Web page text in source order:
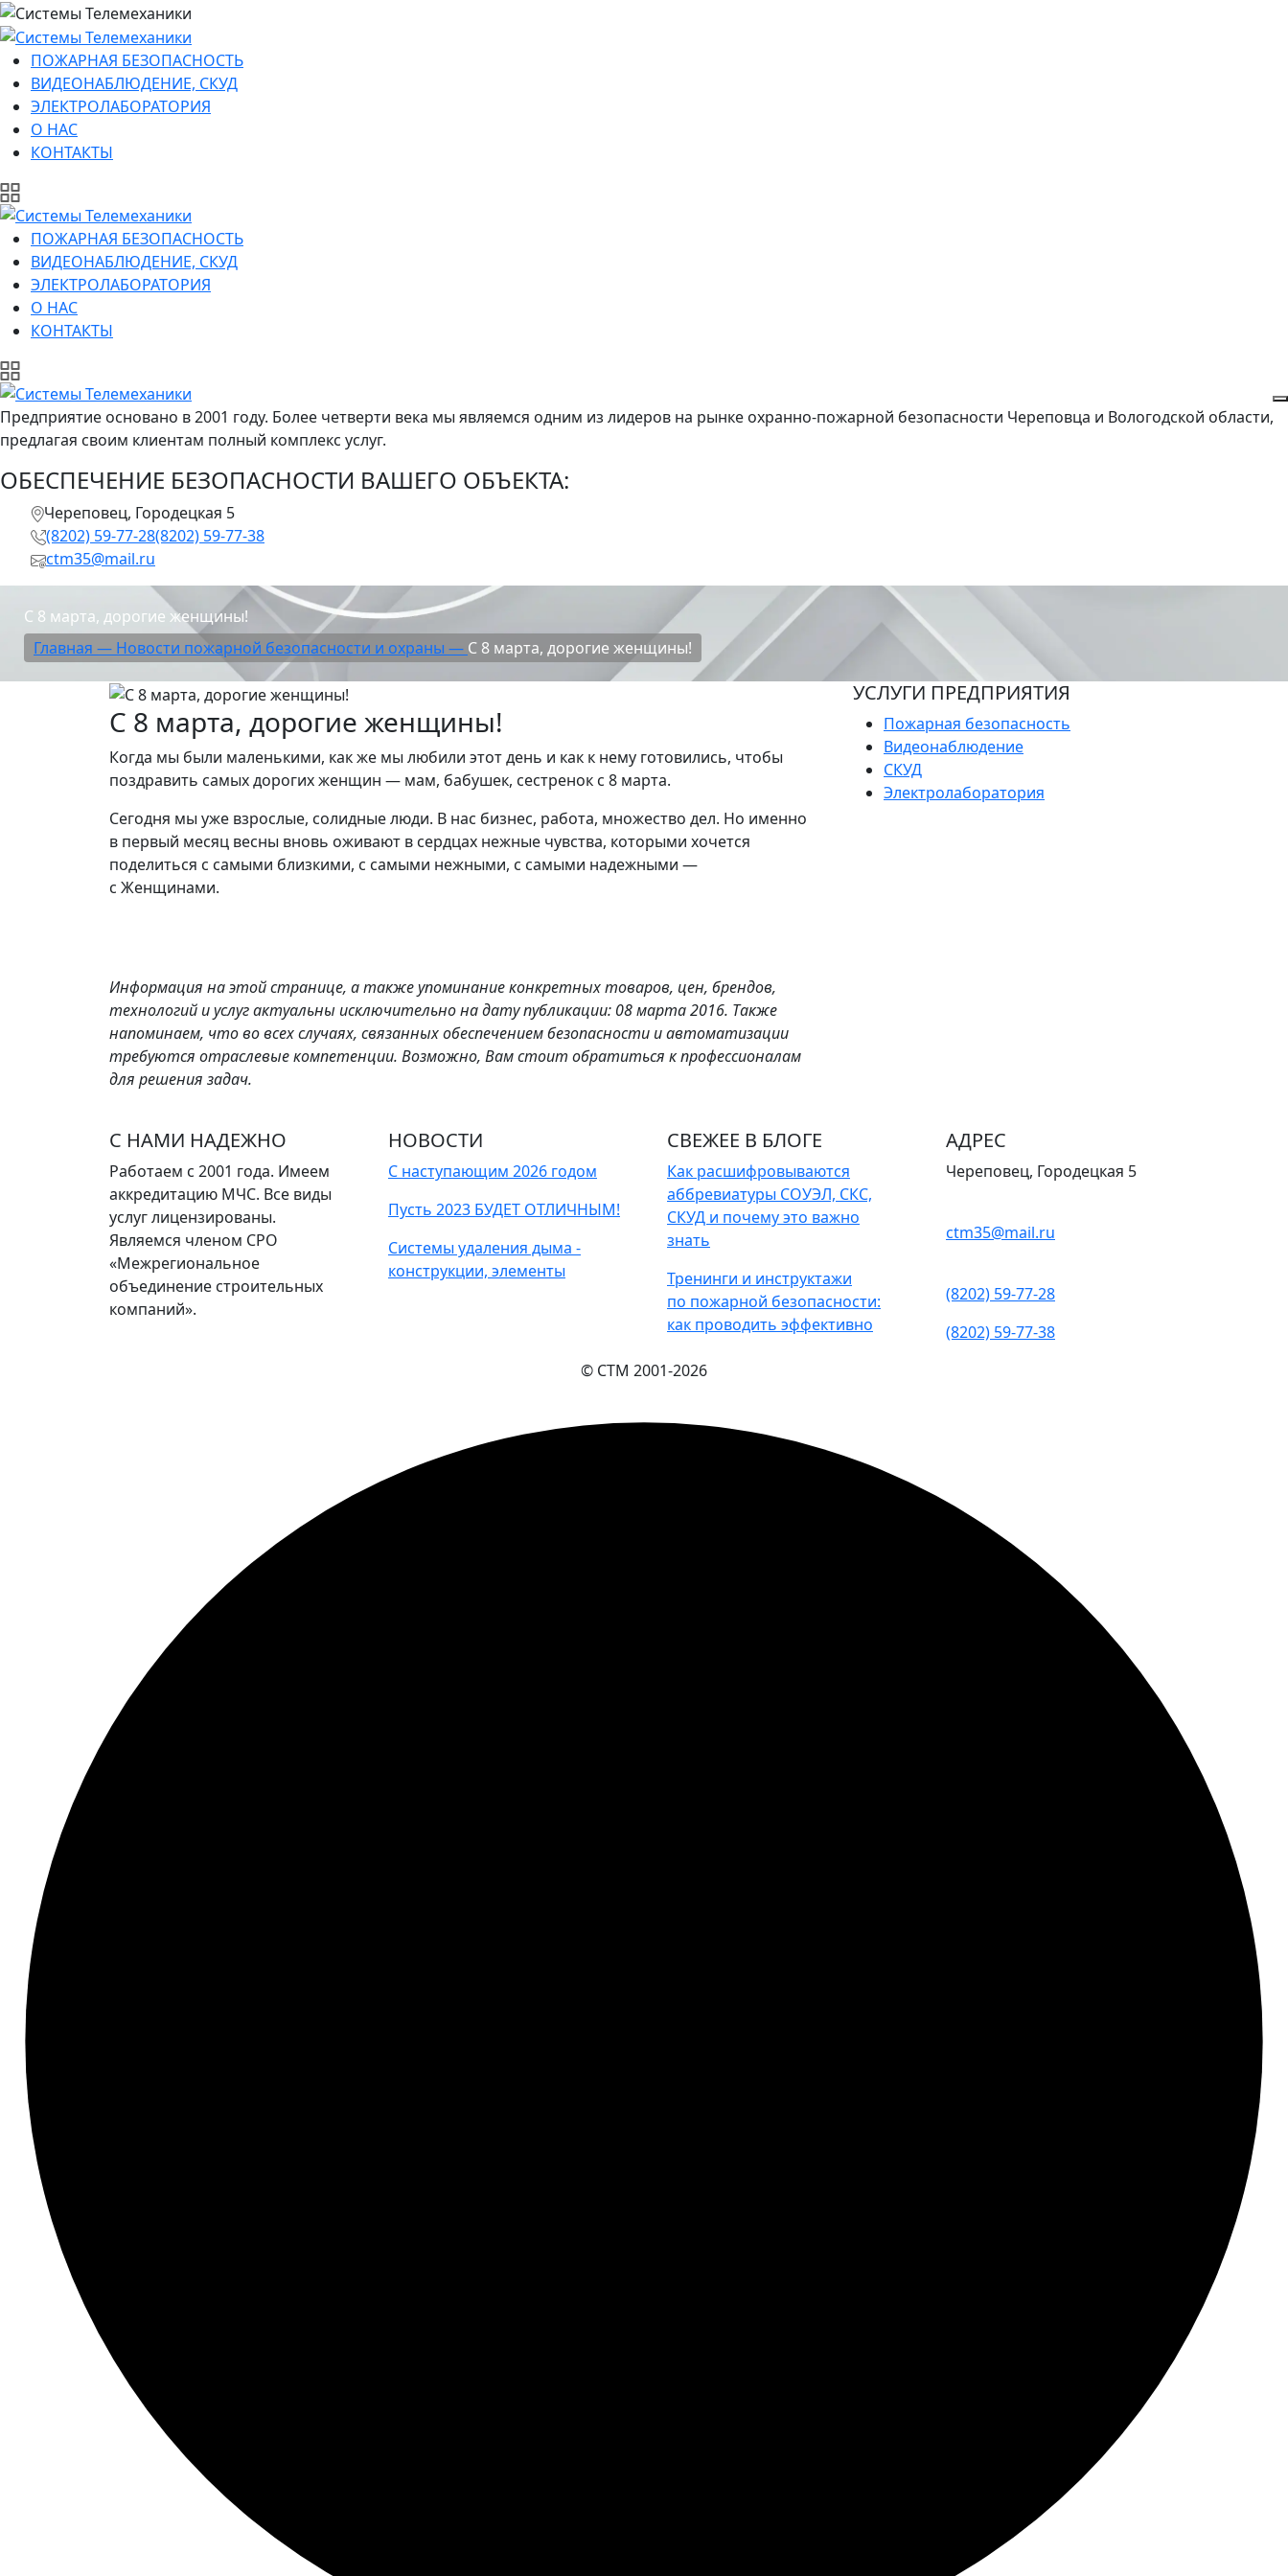
ПОЖАРНАЯ БЕЗОПАСНОСТЬ
ВИДЕОНАБЛЮДЕНИЕ, СКУД
ЭЛЕКТРОЛАБОРАТОРИЯ
О НАС
КОНТАКТЫ
ПОЖАРНАЯ БЕЗОПАСНОСТЬ
ВИДЕОНАБЛЮДЕНИЕ, СКУД
ЭЛЕКТРОЛАБОРАТОРИЯ
О НАС
КОНТАКТЫ
Предприятие основано в 2001 году. Более четверти века мы являемся одним из лидеров на рынке охранно-пожарной безопасности Череповца и Вологодской области,
предлагая своим клиентам полный комплекс услуг.
ОБЕСПЕЧЕНИЕ БЕЗОПАСНОСТИ ВАШЕГО ОБЪЕКТА:
Череповец, Городецкая 5
(8202) 59-77-28(8202) 59-77-38
ctm35@mail.ru
С 8 марта, дорогие женщины!
Главная — Новости пожарной безопасности и охраны — С 8 марта, дорогие женщины!
С 8 марта, дорогие женщины!
Когда мы были маленькими, как же мы любили этот день и как к нему готовились, чтобы
поздравить самых дорогих женщин — мам, бабушек, сестренок с 8 марта.
Сегодня мы уже взрослые, солидные люди. В нас бизнес, работа, множество дел. Но именно
в первый месяц весны вновь оживают в сердцах нежные чувства, которыми хочется
поделиться с самыми близкими, с самыми нежными, с самыми надежными —
с Женщинами.
Информация на этой странице, а также упоминание конкретных товаров, цен, брендов,
технологий и услуг актуальны исключительно на дату публикации: 08 марта 2016. Также
напоминаем, что во всех случаях, связанных обеспечением безопасности и автоматизации
требуются отраслевые компетенции. Возможно, Вам стоит обратиться к профессионалам
для решения задач.
УСЛУГИ ПРЕДПРИЯТИЯ
Пожарная безопасность
Видеонаблюдение
СКУД
Электролаборатория
С НАМИ НАДЕЖНО
Работаем с 2001 года. Имеем
аккредитацию МЧС. Все виды
услуг лицензированы.
Являемся членом СРО
«Межрегиональное
объединение строительных
компаний».
НОВОСТИ
С наступающим 2026 годом
Пусть 2023 БУДЕТ ОТЛИЧНЫМ!
Системы удаления дыма -
конструкции, элементы
СВЕЖЕЕ В БЛОГЕ
Как расшифровываются
аббревиатуры СОУЭЛ, СКС,
СКУД и почему это важно
знать
Тренинги и инструктажи
по пожарной безопасности:
как проводить эффективно
АДРЕС
Череповец, Городецкая 5
ctm35@mail.ru
(8202) 59-77-28
(8202) 59-77-38
© СТМ 2001-2026